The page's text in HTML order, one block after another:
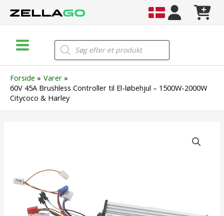
Menu
Products
search
Forside
Varer
60V 45A Brushless Controller til El-løbehjul – 1500W-2000W
Citycoco & Harley
til